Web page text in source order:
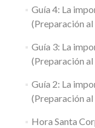
Guía 4: La
(Preparación
Guía 3: La
(Preparación
Guía 2: La
(Preparación
Hora Santa